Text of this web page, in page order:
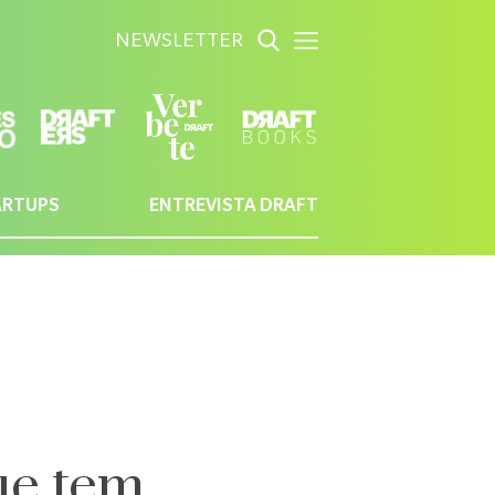
NEWSLETTER
ENTREVISTA DRAFT